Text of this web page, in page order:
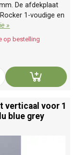
De afdekplaat
1-voudige en
»
op bestelling
verticaal voor 1
blue grey